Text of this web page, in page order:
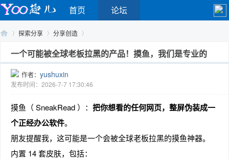
首页 论坛
探索分享
›
分享创造
一个可能被全球老板拉黑的产品！摸鱼，我们是专业的
作者： yushuxin
发布时间：2026-7-7 17:30:46
摸鱼（ SneakRead ）： 把你想看的任何网页，整屏伪装成一
个正经办公软件。
朋友提醒我，这可能是一个会被全球老板拉黑的摸鱼神器。
内置 14 套皮肤，包括：